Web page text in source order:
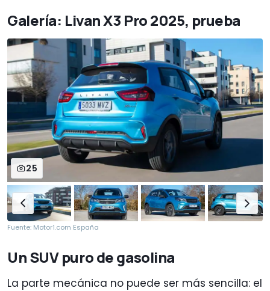
Galería: Livan X3 Pro 2025, prueba
25
Fuente: Motor1.com España
Un SUV puro de gasolina
La parte mecánica no puede ser más sencilla: el